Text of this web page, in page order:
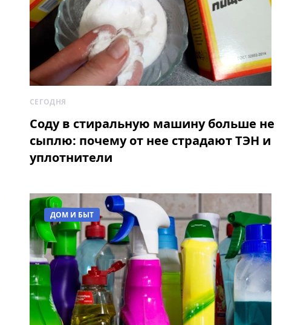
СЕГОДНЯ
Соду в стиральную машину больше не
сыплю: почему от нее страдают ТЭН и
уплотнители
ДОМ И БЫТ